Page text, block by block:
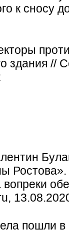
к сносу
здания //
вопреки
пошли в